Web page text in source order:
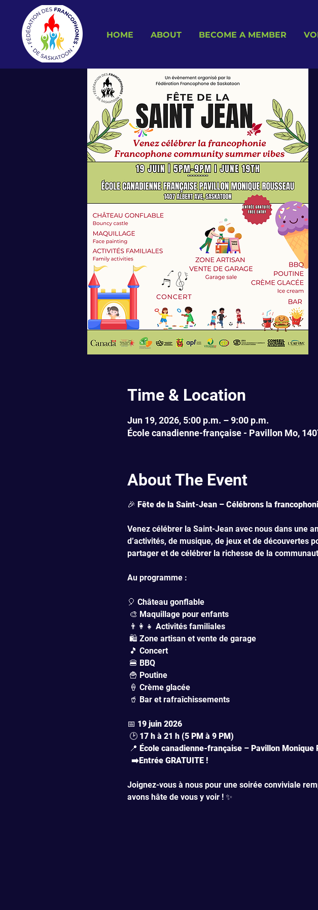
HOME ABOUT BECOME A MEMBER
Time & Location
Jun 19, 2026, 5:00 p.m. – 9:00 p.m.
École canadienne-française - Pavillon Mo,
About The Event
🎉 Fête de la Saint-Jean – Célébrons la
Venez célébrer la Saint-Jean avec nous dans une
d’activités, de musique, de jeux et de découvertes
partager et de célébrer la richesse de la
Au programme :
🎈 Château gonflable
🎨 Maquillage pour enfants
👨‍👩‍👧 Activités familiales
🛍️ Zone artisan et vente de garage
🎵 Concert
🍔 BBQ
🍟 Poutine
🍦 Crème glacée
🥤 Bar et rafraîchissements
📅 19 juin 2026
🕑 17 h à 21 h (5 PM à 9 PM)
📍 École canadienne-française – Pavillon Monique
  ➡️Entrée GRATUITE !
Joignez-vous à nous pour une soirée conviviale
avons hâte de vous y voir ! ✨